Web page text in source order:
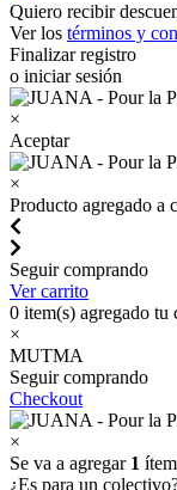
Quiero recibir
Ver los términos y
Finalizar registro
o iniciar sesión
×
Aceptar
×
Producto agregado a
Seguir comprando
Ver carrito
0 item(s) agregado tu
×
MUTMA
Seguir comprando
Checkout
×
Se va a agregar 1
¿Es para un